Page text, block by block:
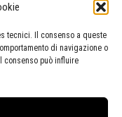
tecnici. Il consenso a queste
di navigazione o
consenso può influire
apertura Galleria)